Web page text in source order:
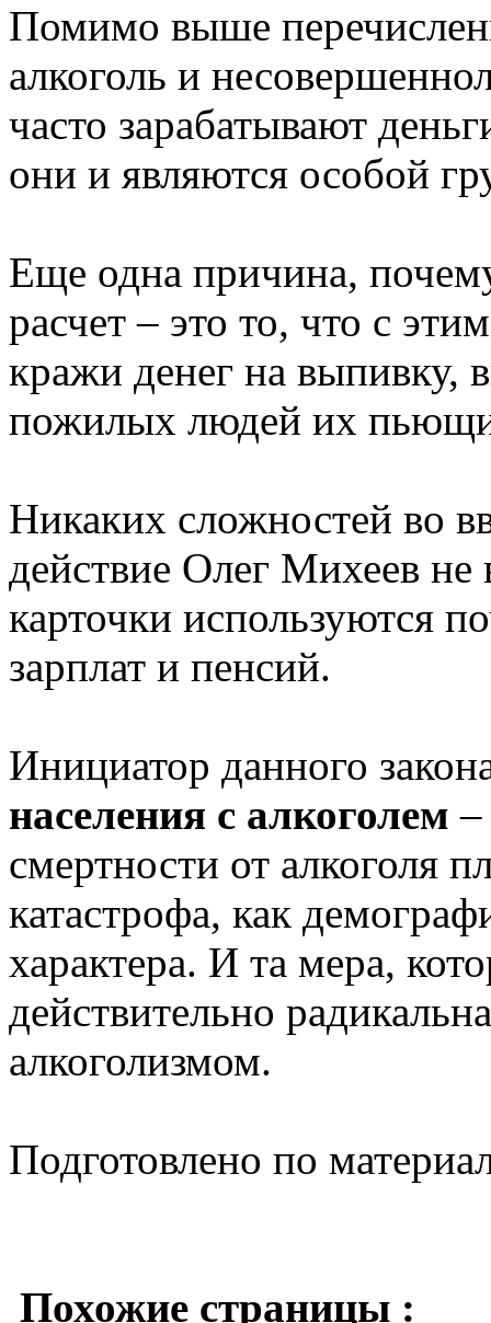
Помимо выше
алкоголь и
часто зарабатывают
они и являются особой
Еще одна причина,
расчет – это то, что с
кражи денег на выпивку,
пожилых людей их
Никаких сложностей во
действие Олег Михеев не
карточки используются
зарплат и пенсий.
Инициатор данного
населения с алкоголем –
смертности от алкоголя
катастрофа, как
характера. И та мера,
действительно
алкоголизмом.
Подготовлено по
Похожие страницы :